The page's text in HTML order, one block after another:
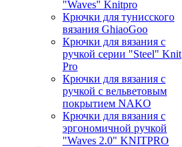
"Waves" Knitpro
Крючки для тунисского
вязания GhiaoGoo
Крючки для вязания с
ручкой серии "Steel" Knit
Pro
Крючки для вязания с
ручкой с вельветовым
покрытием NAKO
Крючки для вязания с
эргономичной ручкой
"Waves 2.0" KNITPRO